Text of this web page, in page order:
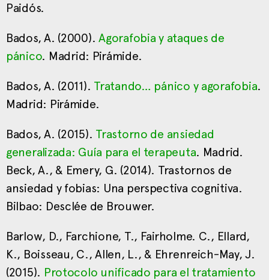
Paidós.
Bados, A. (2000).Agorafobia y ataques de
pánico. Madrid: Pirámide.
Bados, A. (2011). Tratando… pánico y agorafobia.
Madrid: Pirámide.
Bados, A. (2015). Trastorno de ansiedad
generalizada: Guía para el terapeuta. Madrid.
Beck, A., & Emery, G. (2014). Trastornos de
ansiedad y fobias: Una perspectiva cognitiva.
Bilbao: Desclée de Brouwer.
Barlow, D., Farchione, T., Fairholme. C., Ellard,
K., Boisseau, C., Allen, L., & Ehrenreich-May, J.
(2015). Protocolo unificado para el tratamiento